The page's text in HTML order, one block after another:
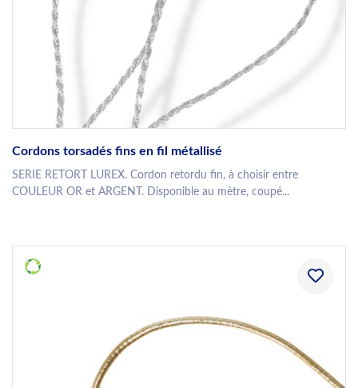
Cordons torsadés fins en fil métallisé
SERIE RETORT LUREX. Cordon retordu fin, à choisir entre
COULEUR OR et ARGENT. Disponible au mètre, coupé...